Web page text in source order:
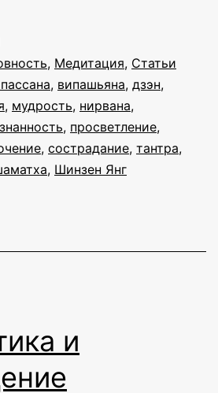
, Медитация, Статьи
, випашьяна, дзэн,
, мудрость, нирвана,
, просветление,
, сострадание, тантра,
, Шинзен Янг
и